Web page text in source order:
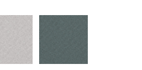
1371hellgrau 1372mittelgrau